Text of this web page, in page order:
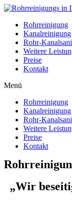
Zum
wechselnRohrreinigung
Kanalreinigung
Rohr-
Weitere
Preise
Kontakt
Menü
Rohrreinigung
Kanalreinigung
Rohr-
Weitere
Preise
Kontakt
„Wir